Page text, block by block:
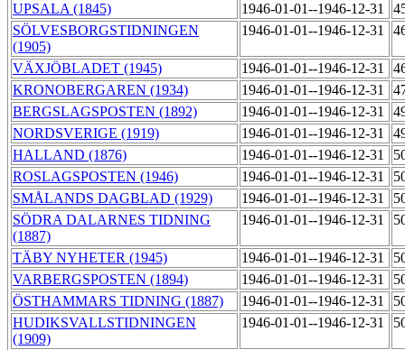
UPSALA (1845)
1946-01-01--1946-12-31
SÖLVESBORGSTIDNINGEN
(1905)
1946-01-01--1946-12-31
VÄXJÖBLADET (1945) 1946-01-01--1946-12-31
KRONOBERGAREN (1934)
1946-01-01--1946-12-31
BERGSLAGSPOSTEN (1892)
1946-01-01--1946-12-31
NORDSVERIGE (1919)
1946-01-01--1946-12-31
HALLAND (1876)
1946-01-01--1946-12-31
ROSLAGSPOSTEN (1946)
1946-01-01--1946-12-31
SMÅLANDS DAGBLAD (1929)
1946-01-01--1946-12-31
SÖDRA DALARNES TIDNING
(1887)
1946-01-01--1946-12-31
TÄBY NYHETER (1945) 1946-01-01--1946-12-31
VARBERGSPOSTEN (1894)
1946-01-01--1946-12-31
ÖSTHAMMARS TIDNING (1887)
1946-01-01--1946-12-31
HUDIKSVALLSTIDNINGEN
(1909)
1946-01-01--1946-12-31